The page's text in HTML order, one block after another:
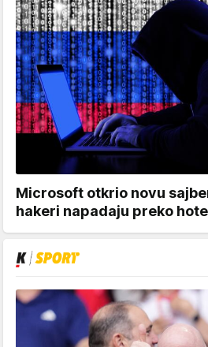
Microsoft otkrio novu
hakeri napadaju preko